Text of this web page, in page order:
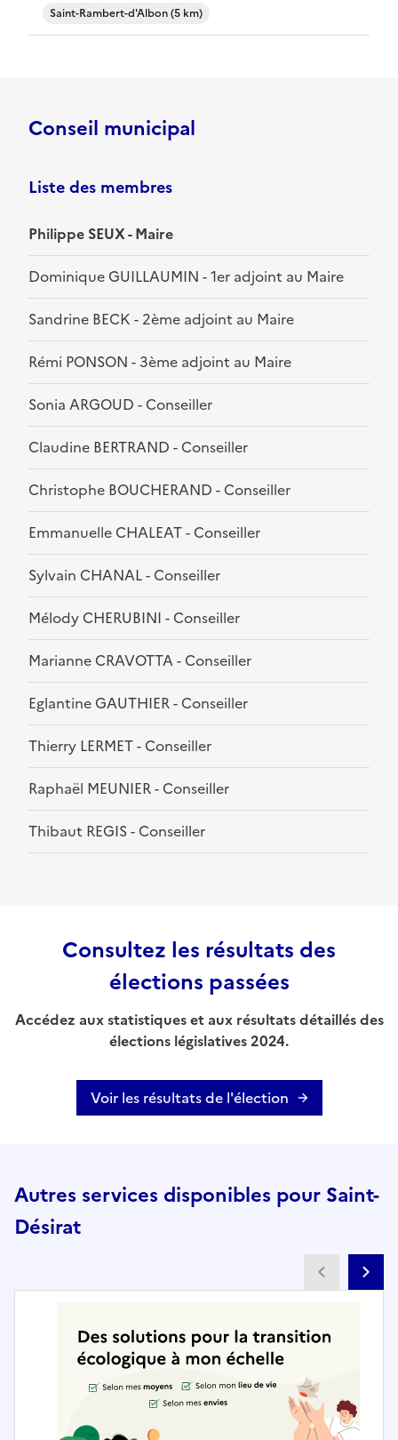
Saint-Rambert-d'Albon (5 km)
Conseil municipal
Liste des membres
Philippe SEUX - Maire
Dominique GUILLAUMIN - 1er adjoint au Maire
Sandrine BECK - 2ème adjoint au Maire
Rémi PONSON - 3ème adjoint au Maire
Sonia ARGOUD - Conseiller
Claudine BERTRAND - Conseiller
Christophe BOUCHERAND - Conseiller
Emmanuelle CHALEAT - Conseiller
Sylvain CHANAL - Conseiller
Mélody CHERUBINI - Conseiller
Marianne CRAVOTTA - Conseiller
Eglantine GAUTHIER - Conseiller
Thierry LERMET - Conseiller
Raphaël MEUNIER - Conseiller
Thibaut REGIS - Conseiller
Consultez les résultats des
élections passées
Accédez aux statistiques et aux résultats détaillés des
élections législatives 2024.
Voir les résultats de l'élection
Autres services disponibles pour Saint-
Désirat